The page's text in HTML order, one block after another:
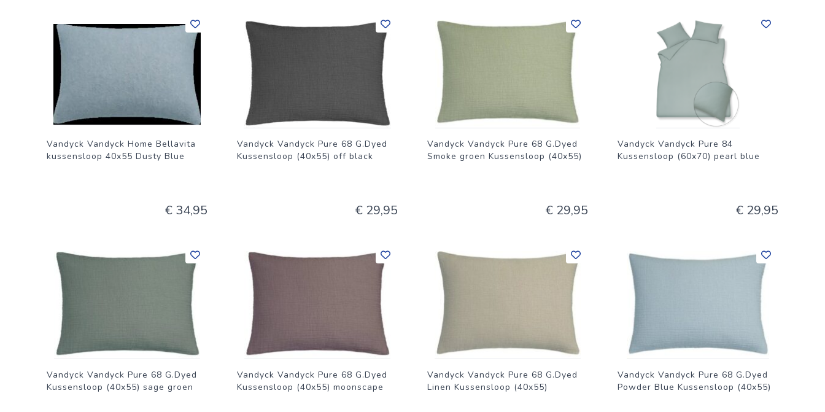
Vandyck Vandyck Home Bellavita
kussensloop 40x55 Dusty Blue
€ 34,95
Vandyck Vandyck Pure 68 G.Dyed
Kussensloop (40x55) off black
€ 29,95
Vandyck Vandyck Pure 68 G.Dyed
Smoke groen Kussensloop (40x55)
€ 29,95
Vandyck Vandyck Pure 84
Kussensloop (60x70) pearl blue
€ 29,95
Vandyck Vandyck Pure 68 G.Dyed
Kussensloop (40x55) sage groen
Vandyck Vandyck Pure 68 G.Dyed
Kussensloop (40x55) moonscape
Vandyck Vandyck Pure 68 G.Dyed
Linen Kussensloop (40x55)
Vandyck Vandyck Pure 68 G.Dyed
Powder Blue Kussensloop (40x55)